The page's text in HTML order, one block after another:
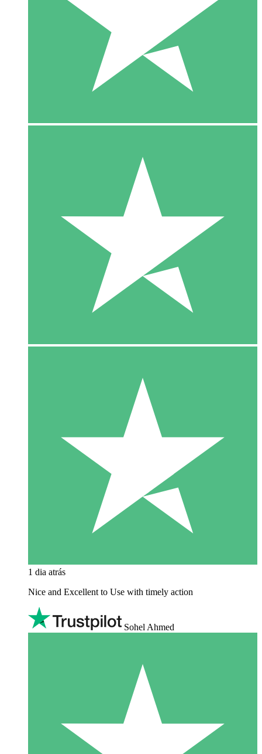
1 dia atrás
Nice and Excellent to Use with timely action
Sohel Ahmed